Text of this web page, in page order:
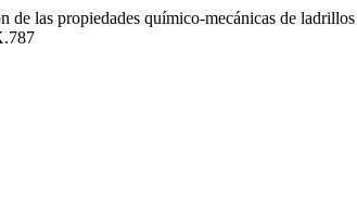
las propiedades químico-mecánicas de